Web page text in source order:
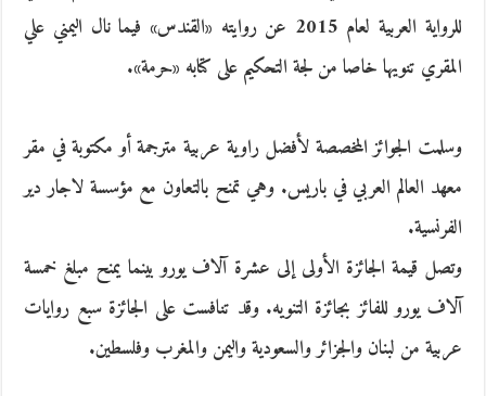
للرواية العربية لعام 2015 عن روايته «القندس» فيما نال اليمني علي
المقري تنويها خاصا من لجة التحكيم على كتابه «حرمة».
وسلمت الجوائز المخصصة لأفضل راوية عربية مترجمة أو مكتوبة في مقر
معهد العالم العربي في باريس. وهي تمنح بالتعاون مع مؤسسة لاجار دير
الفرنسية.
وتصل قيمة الجائزة الأولى إلى عشرة آلاف يورو بينما يمنح مبلغ خمسة
آلاف يورو للفائز بجائزة التنويه. وقد تنافست على الجائزة سبع روايات
عربية من لبنان والجزائر والسعودية واليمن والمغرب وفلسطين.